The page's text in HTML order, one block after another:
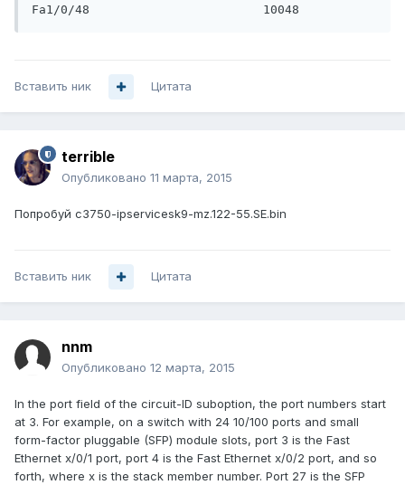
Fa1/0/48                        10048
Вставить ник Цитата
terrible
Опубликовано 11 марта, 2015
Попробуй c3750-ipservicesk9-mz.122-55.SE.bin
Вставить ник Цитата
nnm
Опубликовано 12 марта, 2015
In the port field of the circuit-ID suboption, the port numbers start
at 3. For example, on a switch with 24 10/100 ports and small
form-factor pluggable (SFP) module slots, port 3 is the Fast
Ethernet x/0/1 port, port 4 is the Fast Ethernet x/0/2 port, and so
forth, where x is the stack member number. Port 27 is the SFP